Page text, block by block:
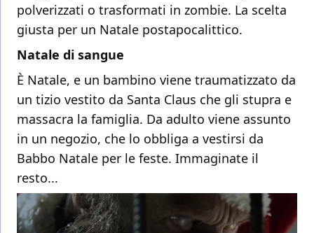
polverizzati o trasformati in zombie. La scelta
giusta per un Natale postapocalittico.
Natale di sangue
È Natale, e un bambino viene traumatizzato da
un tizio vestito da Santa Claus che gli stupra e
massacra la famiglia. Da adulto viene assunto
in un negozio, che lo obbliga a vestirsi da
Babbo Natale per le feste. Immaginate il
resto...